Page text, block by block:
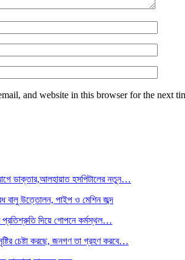
and website in this browser for the next
ডাক্তার,আলহায়াত হসপিটালের নতুন…
বালু উত্তোলন, পাইপ ও মেশিন জব্দ
প্রতিশ্রুতি দিয়ে গোপনে কর্মস্থল…
চেষ্টা করছে, জনগণ তা গ্রহণ করবে…